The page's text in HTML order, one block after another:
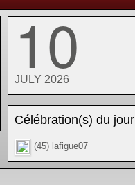
10
JULY 2026
Célébration(s) du jour
(45) lafigue07